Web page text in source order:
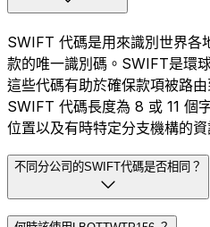
SWIFT 代碼是用來識別世界各
款的唯一識別碼。SWIFT是環
這些代碼有助於確保款項被路
SWIFT 代碼長度為 8 或 11 個
位置以及有時特定分支機構的資
不同分公司的SWIFT代碼是否相同？